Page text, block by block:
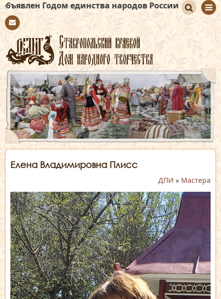
единства народов России
tact
иск
Елена Владимировна Плисс
ДПИ » Мастера